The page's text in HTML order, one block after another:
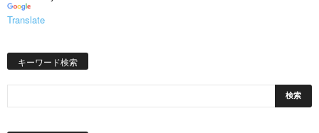
Translate
キーワード検索